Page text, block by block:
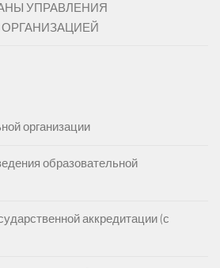
УПРАВЛЕНИЯ
организации
образовательной
аккредитации (с